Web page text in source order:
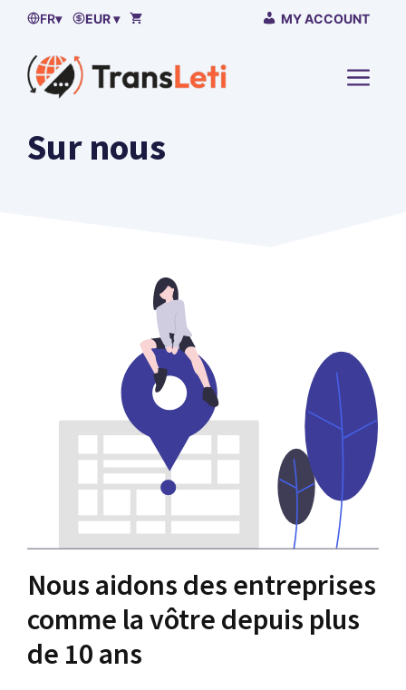
Passer
contenu
FR▾ EUR ▾ MY ACCOUNT
MENU
Sur nous
Nous aidons des entreprises
comme la vôtre depuis plus
de 10 ans